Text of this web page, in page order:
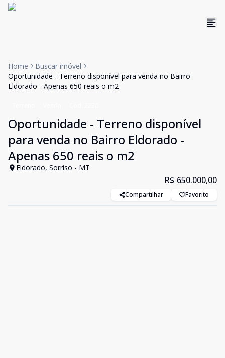
Home
Buscar imóvel
Oportunidade - Terreno disponível para venda no Bairro
Eldorado - Apenas 650 reais o m2
Oportunidade - Terreno disponível
para venda no Bairro Eldorado -
Apenas 650 reais o m2
Eldorado, Sorriso - MT
R$ 650.000,00
Compartilhar Favorito